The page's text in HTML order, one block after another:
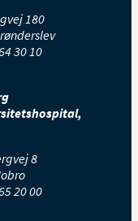
180
30 10
8
20 00